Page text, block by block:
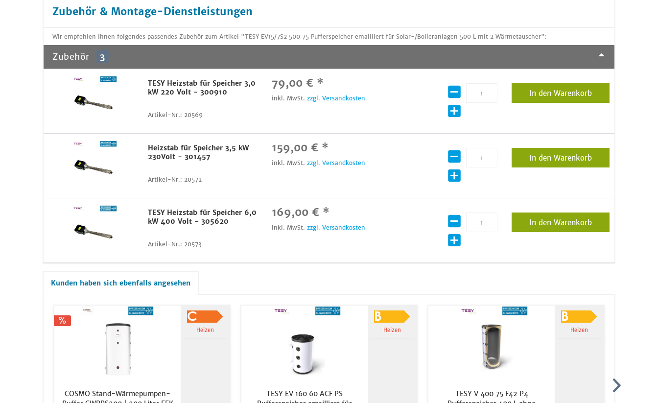
Zubehör & Montage-Dienstleistungen
Wir empfehlen Ihnen folgendes passendes Zubehör zum Artikel "TESY EV15/7S2 500 75 Pufferspeicher emailliert für Solar-/Boileranlagen 500 L mit 2 Wärmetauscher":
Zubehör 3
TESY Heizstab für Speicher 3,0
kW 220 Volt - 300910
Artikel-Nr.: 20569
79,00 € *
inkl. MwSt.zzgl. Versandkosten
In den Warenkorb
Heizstab für Speicher 3,5 kW
230Volt - 301457
Artikel-Nr.: 20572
159,00 € *
inkl. MwSt.zzgl. Versandkosten
In den Warenkorb
TESY Heizstab für Speicher 6,0
kW 400 Volt - 305620
Artikel-Nr.: 20573
169,00 € *
inkl. MwSt.zzgl. Versandkosten
In den Warenkorb
Kunden haben sich ebenfalls angesehen
COSMO Stand-Wärmepumpen-
Heizen
TESY EV 160 60 ACF PS
Heizen
TESY V 400 75 F42 P4
Heizen